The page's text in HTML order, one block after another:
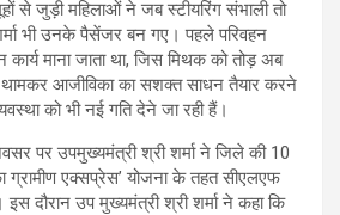
से जुड़ी महिलाओं ने जब स्टीयरिंग संभाली तो
भी उनके पैसेंजर बन गए। पहले परिवहन
माना जाता था, जिस मिथक को तोड़ अब
थामकर आजीविका का सशक्त साधन तैयार करने
को भी नई गति देने जा रही हैं।
पर उपमुख्यमंत्री श्री शर्मा ने जिले की 10
ग्रामीण एक्सप्रेस’ योजना के तहत सीएलएफ
इस दौरान उप मुख्यमंत्री श्री शर्मा ने कहा कि